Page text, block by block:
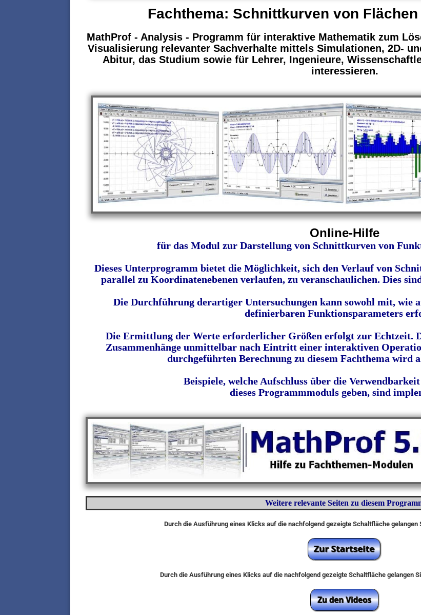
Fachthema: Schnittkurven von
MathProf - Analysis - Programm für interaktive Mathematik zum
Visualisierung relevanter Sachverhalte mittels Simulationen, 2D-
Abitur, das Studium sowie für Lehrer, Ingenieure,
interessieren.
Online-Hilfe
für das Modul zur Darstellung von Schnittkurven von
Dieses Unterprogramm bietet die Möglichkeit, sich den Verlauf von
parallel zu Koordinatenebenen verlaufen, zu veranschaulichen. Dies
Die Durchführung derartiger Untersuchungen kann sowohl mit, wie
definierbaren Funktionsparameters
Die Ermittlung der Werte erforderlicher Größen erfolgt zur Echtzeit.
Zusammenhänge unmittelbar nach Eintritt einer interaktiven
durchgeführten Berechnung zu diesem Fachthema wird
Beispiele, welche Aufschluss über die
dieses Programmmoduls geben, sind
Weitere relevante Seiten zu diesem
Durch die Ausführung eines Klicks auf die nachfolgend gezeigte Schaltfläche
Durch die Ausführung eines Klicks auf die nachfolgend gezeigte Schaltfläche gelangen